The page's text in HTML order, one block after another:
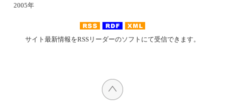
2005年
サイト最新情報をRSSリーダーのソフトにて受信できます。